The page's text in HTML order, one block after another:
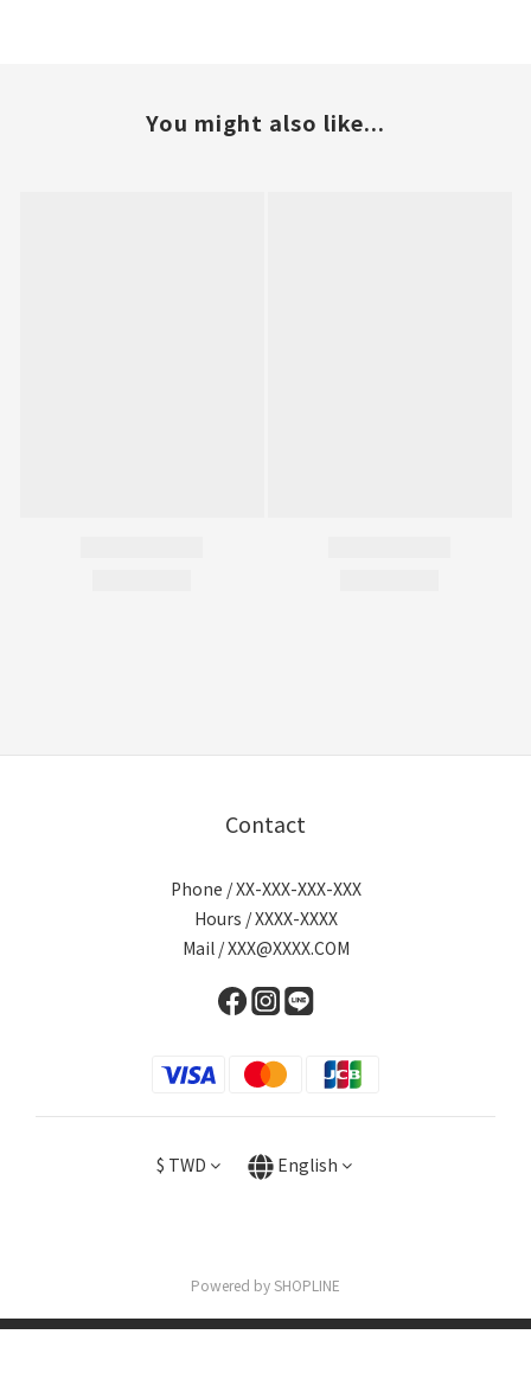
You might also like...
Contact
Phone / XX-XXX-XXX-XXX
Hours / XXXX-XXXX
Mail / XXX@XXXX.COM
$ TWD English
Powered by SHOPLINE